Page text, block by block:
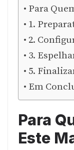
Para
1.
2.
3.
5.
Em
Para
Este